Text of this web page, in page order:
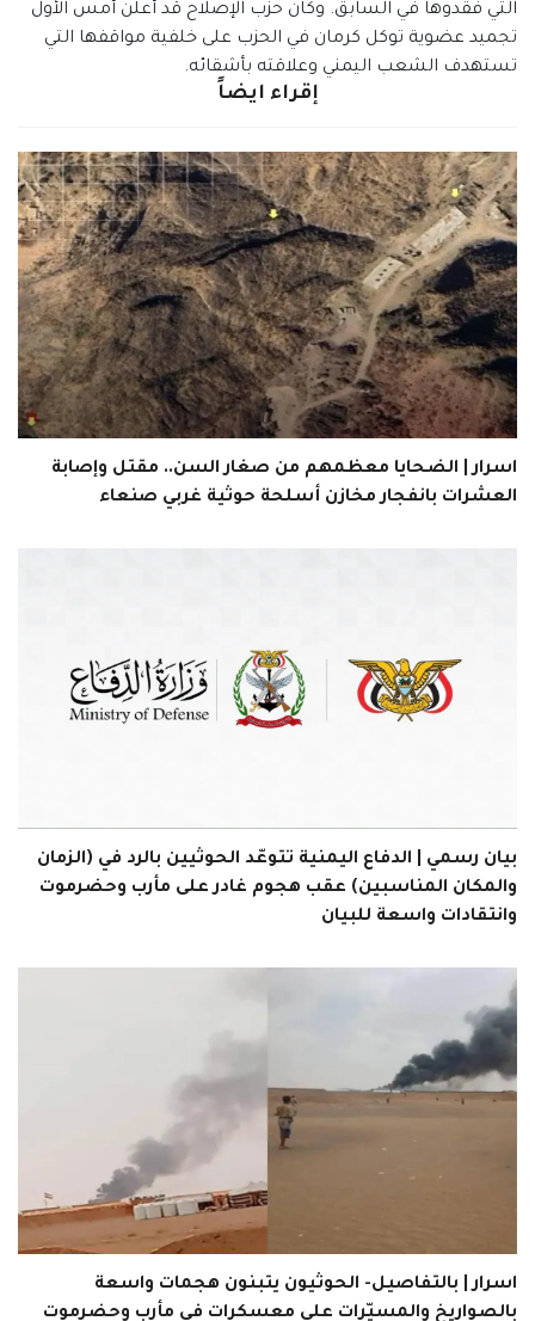
التي فقدوها في السابق. وكان حزب الإصلاح قد أعلن أمس الأول
تجميد عضوية توكل كرمان في الحزب على خلفية مواقفها التي
تستهدف الشعب اليمني وعلاقته بأشقائه.
إقراء ايضاً
اسرار | الضحايا معظمهم من صغار السن.. مقتل وإصابة
العشرات بانفجار مخازن أسلحة حوثية غربي صنعاء
بيان رسمي | الدفاع اليمنية تتوعّد الحوثيين بالرد في (الزمان
والمكان المناسبين) عقب هجوم غادر على مأرب وحضرموت
وانتقادات واسعة للبيان
اسرار | بالتفاصيل- الحوثيون يتبنون هجمات واسعة
بالصواريخ والمسيّرات على معسكرات في مأرب وحضرموت